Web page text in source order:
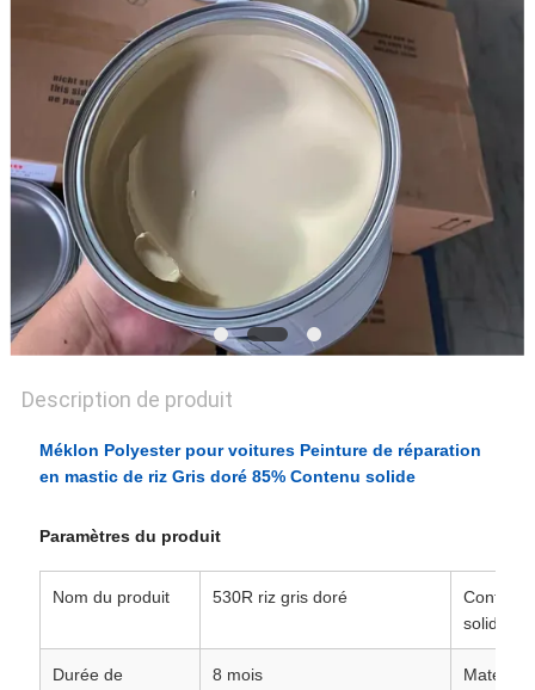
PLAN
SITE
POLITIQUE
DE
Description de produit
Méklon Polyester pour voitures Peinture de réparation
en mastic de riz Gris doré 85% Contenu solide
Paramètres du produit
Nom du produit 530R riz gris doré
Contenu
solide
Durée de
8 mois Matériel